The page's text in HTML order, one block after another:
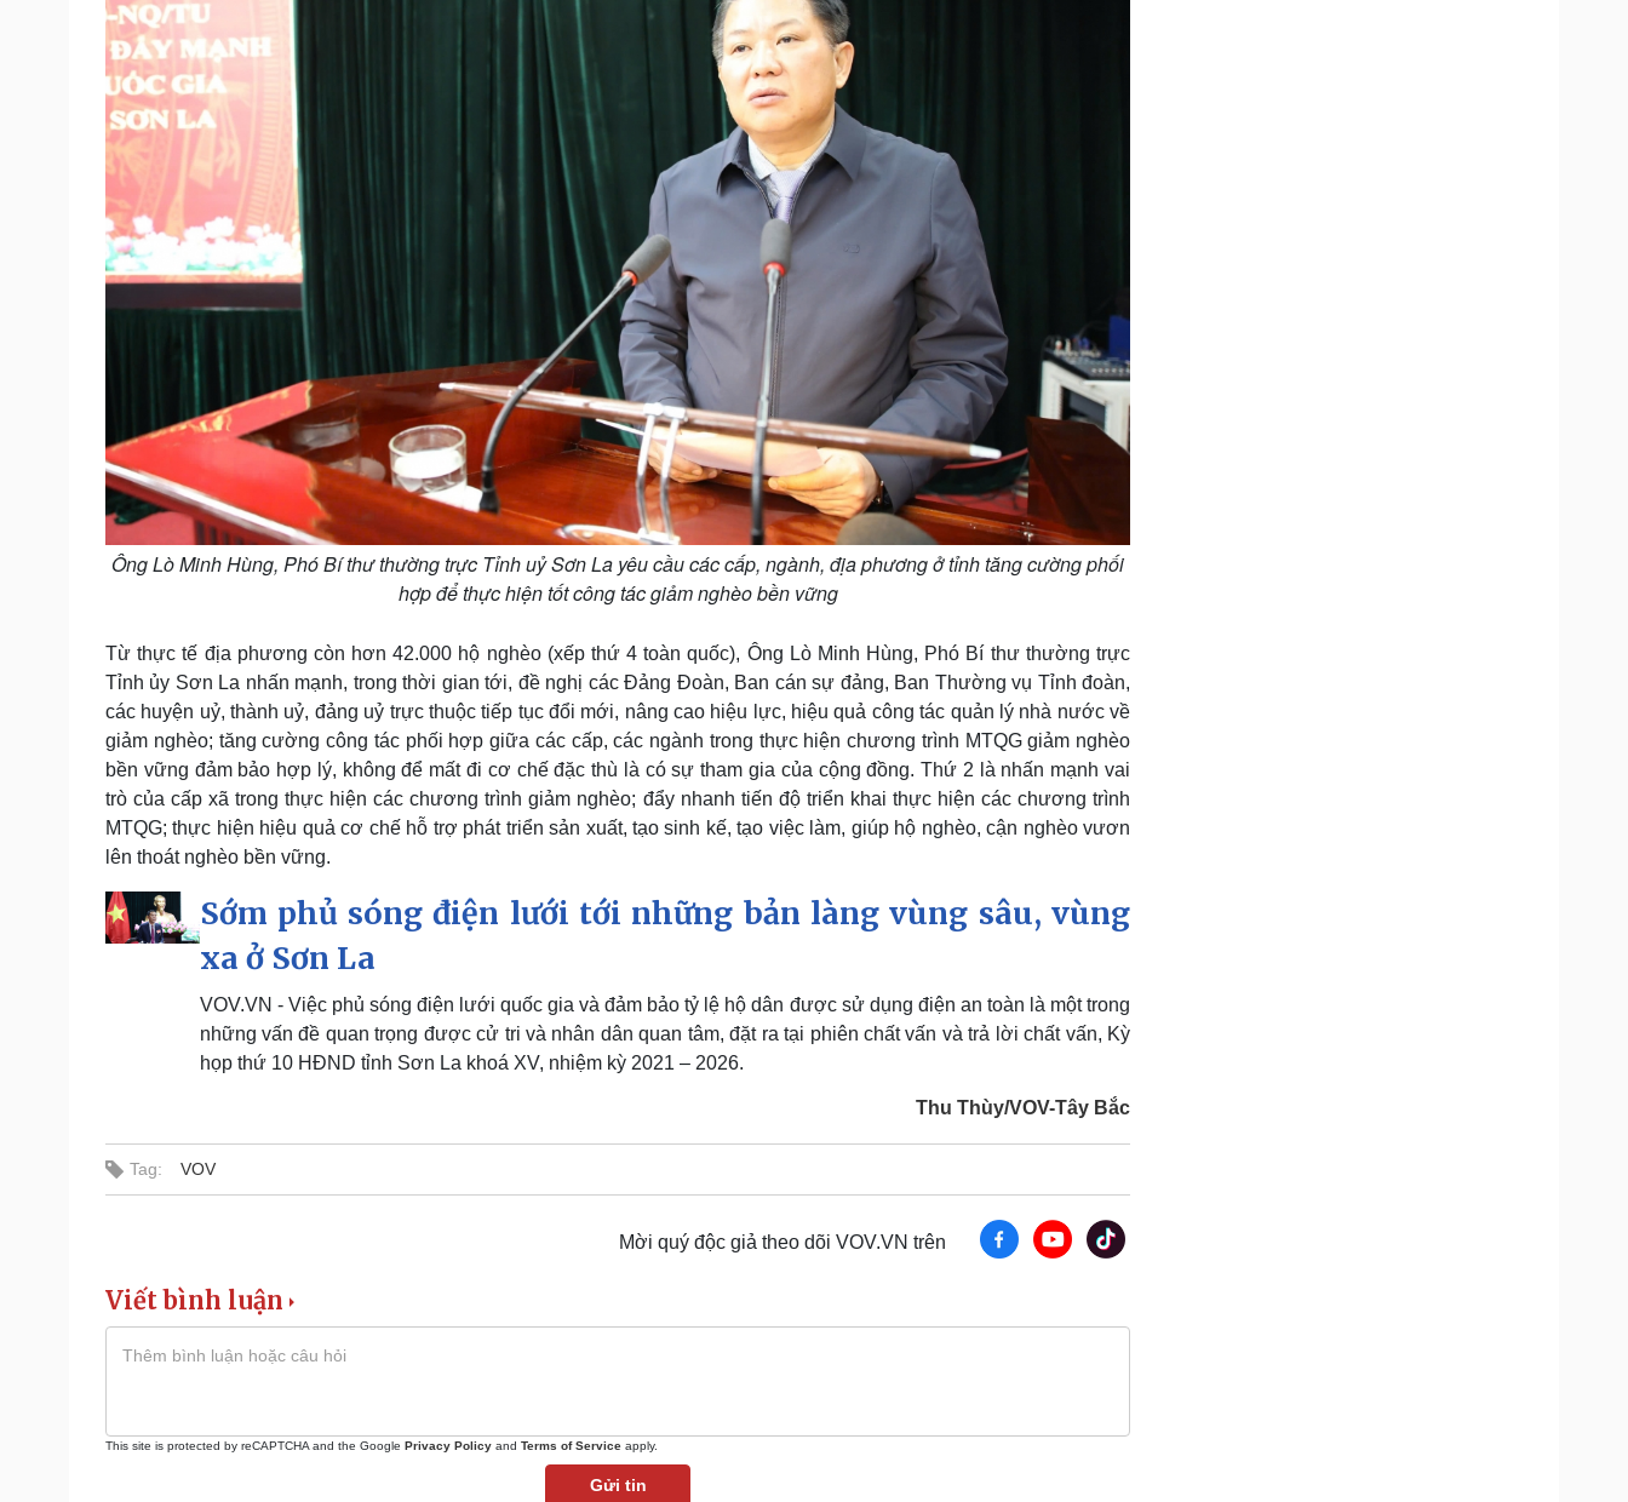
Ông Lò Minh Hùng, Phó Bí thư thường trực Tỉnh uỷ Sơn La yêu cầu các cấp, ngành, địa phương ở tỉnh tăng cường phối
hợp để thực hiện tốt công tác giảm nghèo bền vững
Từ thực tế địa phương còn hơn 42.000 hộ nghèo (xếp thứ 4 toàn quốc), Ông Lò Minh Hùng, Phó Bí thư thường trực
Tỉnh ủy Sơn La nhấn mạnh, trong thời gian tới, đề nghị các Đảng Đoàn, Ban cán sự đảng, Ban Thường vụ Tỉnh đoàn,
các huyện uỷ, thành uỷ, đảng uỷ trực thuộc tiếp tục đổi mới, nâng cao hiệu lực, hiệu quả công tác quản lý nhà nước về
giảm nghèo; tăng cường công tác phối hợp giữa các cấp, các ngành trong thực hiện chương trình MTQG giảm nghèo
bền vững đảm bảo hợp lý, không để mất đi cơ chế đặc thù là có sự tham gia của cộng đồng. Thứ 2 là nhấn mạnh vai
trò của cấp xã trong thực hiện các chương trình giảm nghèo; đẩy nhanh tiến độ triển khai thực hiện các chương trình
MTQG; thực hiện hiệu quả cơ chế hỗ trợ phát triển sản xuất, tạo sinh kế, tạo việc làm, giúp hộ nghèo, cận nghèo vươn
lên thoát nghèo bền vững.
Sớm phủ sóng điện lưới tới những bản làng vùng sâu, vùng
xa ở Sơn La
VOV.VN - Việc phủ sóng điện lưới quốc gia và đảm bảo tỷ lệ hộ dân được sử dụng điện an toàn là một trong
những vấn đề quan trọng được cử tri và nhân dân quan tâm, đặt ra tại phiên chất vấn và trả lời chất vấn, Kỳ
họp thứ 10 HĐND tỉnh Sơn La khoá XV, nhiệm kỳ 2021 – 2026.
Thu Thùy/VOV-Tây Bắc
Tag: VOV
Mời quý độc giả theo dõi VOV.VN trên
Viết bình luận
This site is protected by reCAPTCHA and the Google Privacy Policy and Terms of Service apply.
Gửi tin